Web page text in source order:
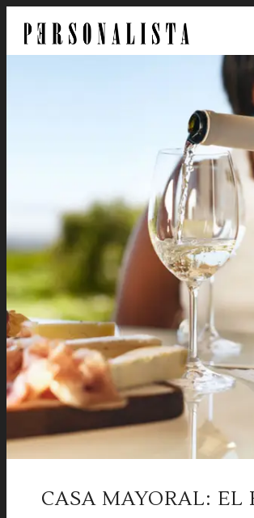
CASA MAYORAL: EL